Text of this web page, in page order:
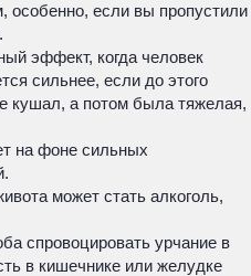
особенно, если вы пропустили
эффект, когда человек
сильнее, если до этого
кушал, а потом была тяжелая,
на фоне сильных
может стать алкоголь,
спровоцировать урчание в
в кишечнике или желудке